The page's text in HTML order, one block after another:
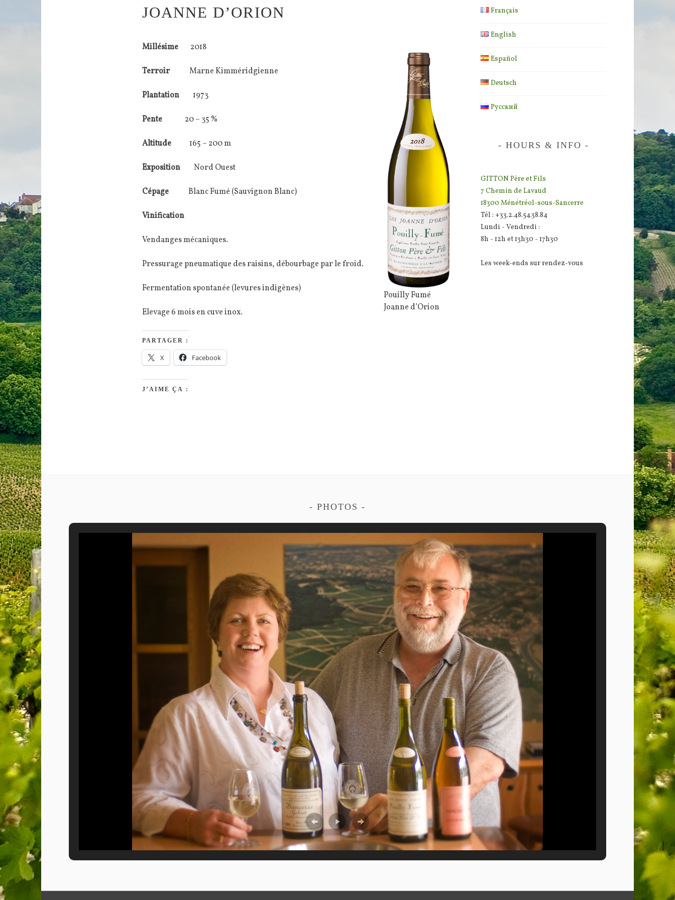
JOANNE D’ORION
Pouilly Fumé
Joanne d’Orion
Millésime 2018
Terroir Marne Kimméridgienne
Plantation 1973
Pente 20 – 35 %
Altitude 165 – 200 m
Exposition Nord Ouest
Cépage Blanc Fumé (Sauvignon Blanc)
Vinification
Vendanges mécaniques.
Pressurage pneumatique des raisins, débourbage par le froid.
Fermentation spontanée (levures indigènes)
Elevage 6 mois en cuve inox.
PARTAGER :
X Facebook
J’AIME ÇA :
Français
English
Español
Deutsch
Русский
HOURS & INFO
GITTON Père et Fils
7 Chemin de Lavaud
18300 Ménétréol-sous-Sancerre
Tél : +33.2.48.54.38.84
Lundi - Vendredi :
8h - 12h et 13h30 - 17h30
Les week-ends sur rendez-vous
PHOTOS